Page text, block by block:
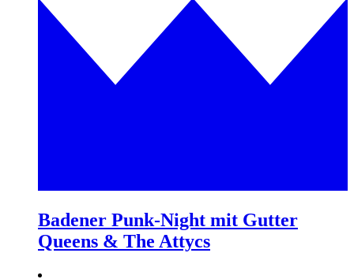
Badener Punk-Night mit Gutter
Queens & The Attycs